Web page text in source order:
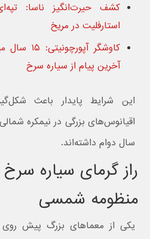
کشف حیرت‌انگیز ناسا:
استارفلیت در مریخ
کاوشگر
آخرین پیام از سیاره سرخ
این شرایط پایدار باعث
اقیانوس‌های بزرگی در نیمکره
سال دوام داشته‌اند.
راز گرمای سیاره
منظومه شمسی
یکی از معماهای بزرگ پیش روی